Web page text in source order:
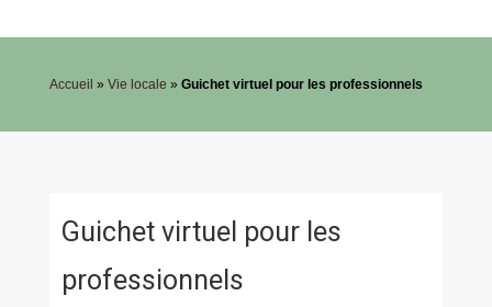
Accueil » Vie locale » Guichet virtuel pour les professionnels
Guichet virtuel pour les
professionnels